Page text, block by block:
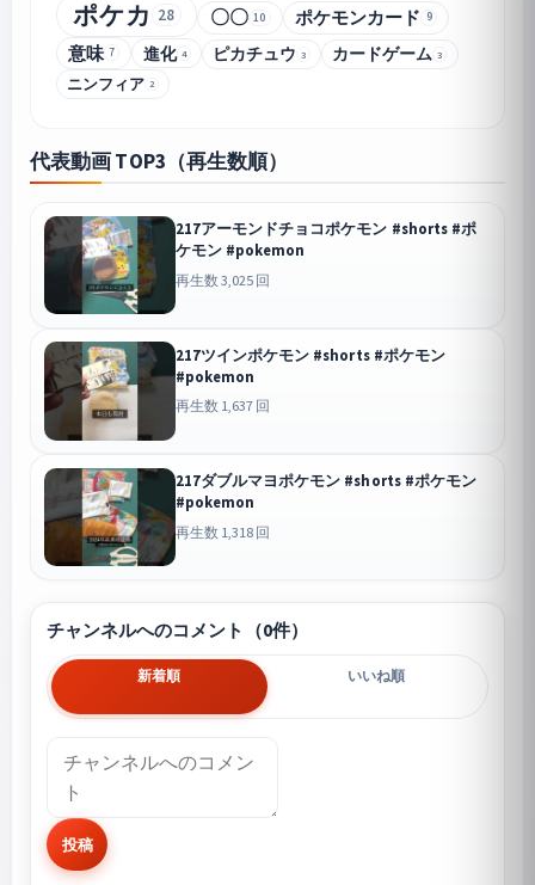
ポケカ 28 〇〇 10 ポケモンカード 9
意味 7 進化 4 ピカチュウ 3 カードゲーム 3
ニンフィア 2
代表動画 TOP3（再生数順）
217アーモンドチョコポケモン #shorts #ポ
ケモン #pokemon
再生数 3,025 回
217ツインポケモン #shorts #ポケモン
#pokemon
再生数 1,637 回
217ダブルマヨポケモン #shorts #ポケモン
#pokemon
再生数 1,318 回
チャンネルへのコメント（0件）
新着順 いいね順
投稿